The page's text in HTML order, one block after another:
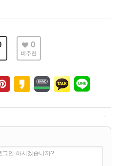
0
비추천
그인 하시겠습니까?